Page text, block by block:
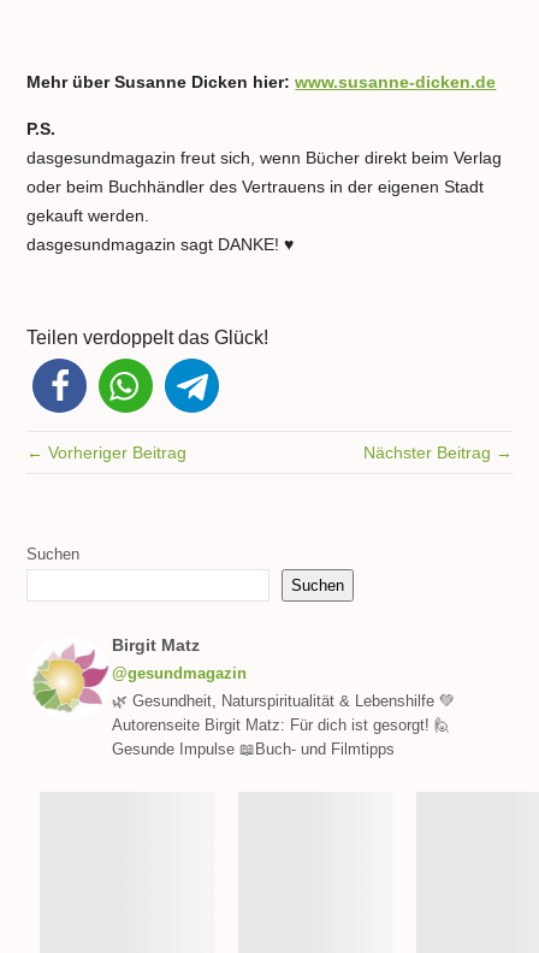
Mehr über Susanne Dicken hier:www.susanne-dicken.de
P.S.
dasgesundmagazin freut sich, wenn Bücher direkt beim Verlag
oder beim Buchhändler des Vertrauens in der eigenen Stadt
gekauft werden.
dasgesundmagazin sagt DANKE! ♥
Teilen verdoppelt das Glück!
← Vorheriger Beitrag Nächster Beitrag →
Suchen
Suchen
Birgit Matz
@gesundmagazin
🌿 Gesundheit, Naturspiritualität & Lebenshilfe 💚
Autorenseite Birgit Matz: Für dich ist gesorgt! 🙋
Gesunde Impulse 📖Buch- und Filmtipps